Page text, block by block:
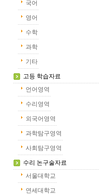
국어
영어
수학
과학
기타
고등 학습자료
언어영역
수리영역
외국어영역
과학탐구영역
사회탐구영역
수리 논구술자료
서울대학교
연세대학교